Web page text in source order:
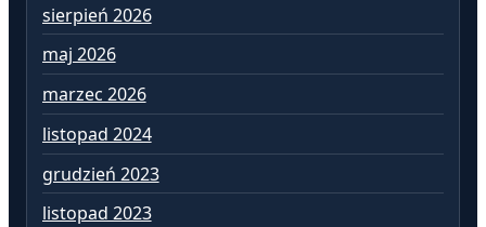
sierpień 2026
maj 2026
marzec 2026
listopad 2024
grudzień 2023
listopad 2023